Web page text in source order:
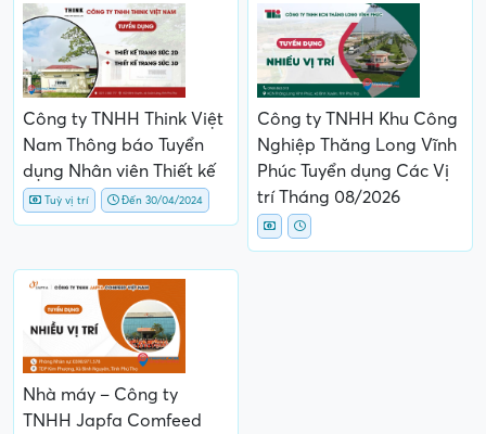
Công ty TNHH Think Việt
Nam Thông báo Tuyển
dụng Nhân viên Thiết kế
Tuỳ vị trí Đến 30/04/2024
Công ty TNHH Khu Công
Nghiệp Thăng Long Vĩnh
Phúc Tuyển dụng Các Vị
trí Tháng 08/2026
Nhà máy – Công ty
TNHH Japfa Comfeed